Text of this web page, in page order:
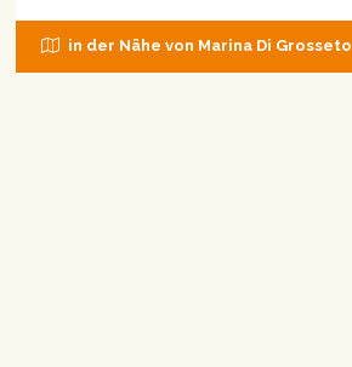
in der Nähe von Marina Di Grosseto